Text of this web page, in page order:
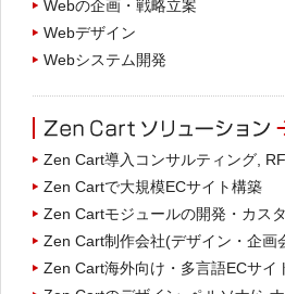
Webの企画・戦略立案
Webデザイン
Webシステム開発
Zen Cart導入コンサルティング,
Zen Cartで大規模ECサイト構築
Zen Cartモジュールの開発・カス
Zen Cart制作会社(デザイン・企画
Zen Cart海外向け・多言語ECサイ